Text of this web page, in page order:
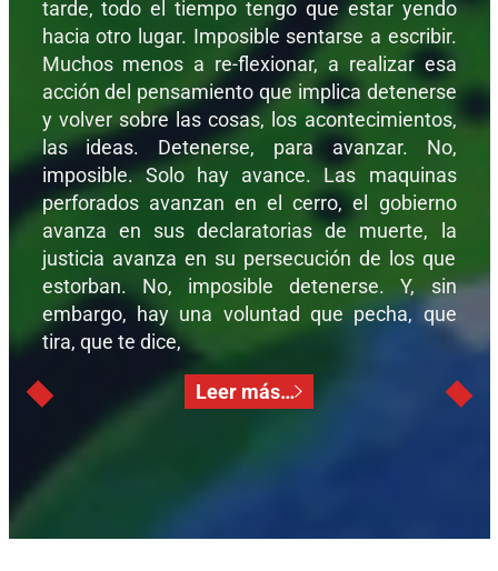
tarde, todo el tiempo tengo que estar yendo
hacia otro lugar. Imposible sentarse a escribir.
Muchos menos a re-flexionar, a realizar esa
acción del pensamiento que implica detenerse
y volver sobre las cosas, los acontecimientos,
las ideas. Detenerse, para avanzar. No,
imposible. Solo hay avance. Las maquinas
perforados avanzan en el cerro, el gobierno
avanza en sus declaratorias de muerte, la
justicia avanza en su persecución de los que
estorban. No, imposible detenerse. Y, sin
embargo, hay una voluntad que pecha, que
tira, que te dice,
Leer más…